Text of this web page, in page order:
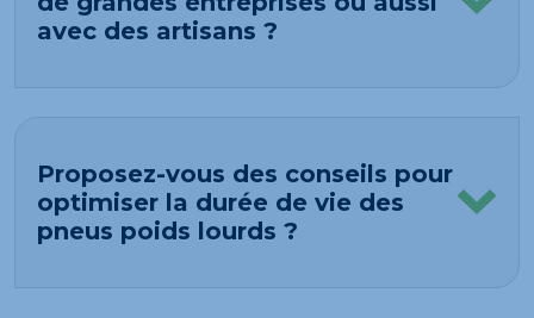
avec des artisans ?
Proposez-vous des conseils pour
optimiser la durée de vie des
pneus poids lourds ?